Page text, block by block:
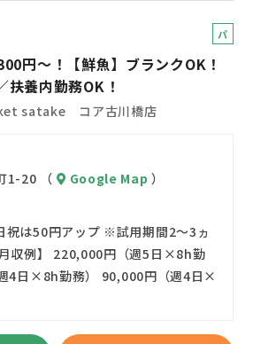
パ
円～！【鮮魚】ブランクOK！
扶養内勤務OK！
satake コア古川橋店
1-20 （
Google Map ）
は50円アップ ※試用期間2～3ヵ
収例】 220,000円（週5日×8h勤
4日×8h勤務） 90,000円（週4日×